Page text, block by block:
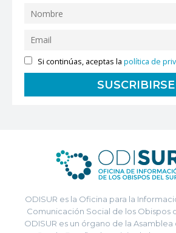
Si continúas, aceptas lapolítica de
ODISUR es la Oficina para la
Comunicación Social de los Obispos
ODISUR es un órgano de la